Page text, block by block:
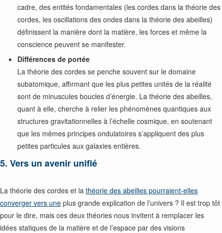
cadre, des entités fondamentales (les cordes dans la théorie des
cordes, les oscillations des ondes dans la théorie des abeilles)
définissent la manière dont la matière, les forces et même la
conscience peuvent se manifester.
Différences de portée
La théorie des cordes se penche souvent sur le domaine
subatomique, affirmant que les plus petites unités de la réalité
sont de minuscules boucles d’énergie. La théorie des abeilles,
quant à elle, cherche à relier les phénomènes quantiques aux
structures gravitationnelles à l’échelle cosmique, en soutenant
que les mêmes principes ondulatoires s’appliquent des plus
petites particules aux galaxies entières.
5. Vers un avenir unifié
La théorie des cordes et la théorie des abeilles pourraient-elles
converger vers une plus grande explication de l’univers ? Il est trop tôt
pour le dire, mais ces deux théories nous invitent à remplacer les
idées statiques de la matière et de l’espace par des visions